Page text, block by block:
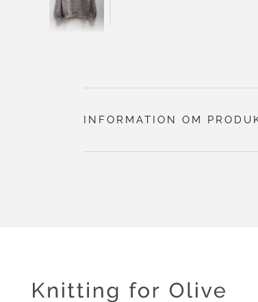
INFORMATION OM